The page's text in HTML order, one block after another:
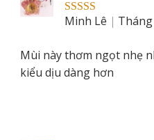
Rated 5out
Minh Lê
Tháng
Mùi này thơm ngọt nhẹ
kiểu dịu dàng hơn